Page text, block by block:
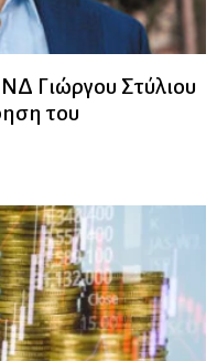
Γιώργου Στύλιου
του